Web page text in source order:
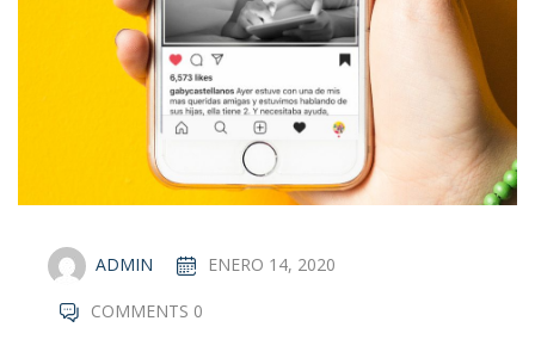
ADMIN ENERO 14, 2020
COMMENTS 0